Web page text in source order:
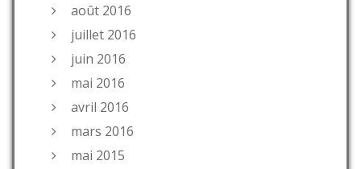
août 2016
juillet 2016
juin 2016
mai 2016
avril 2016
mars 2016
mai 2015